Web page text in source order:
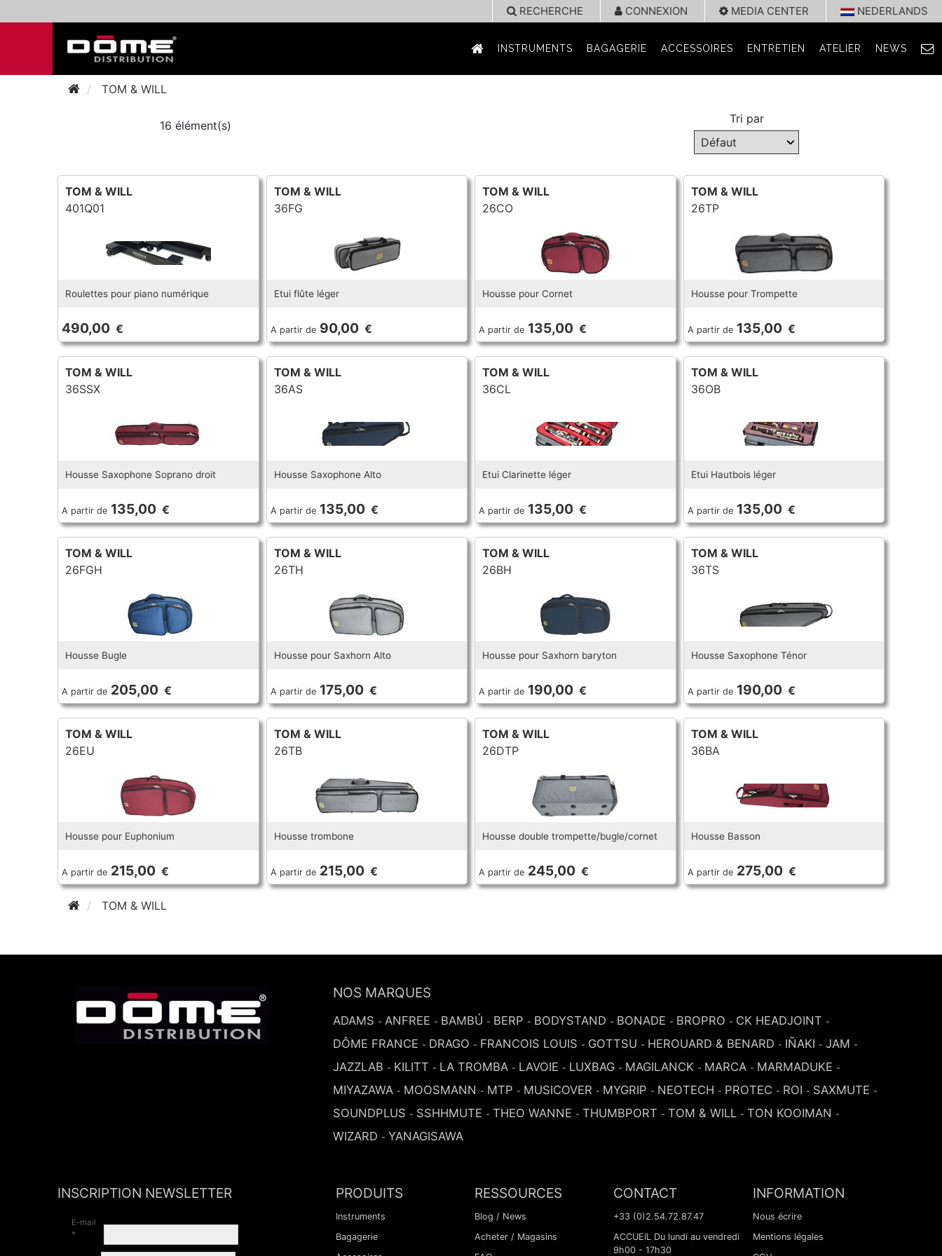
RECHERCHE CONNEXION MEDIA CENTER NEDERLANDS
INSTRUMENTS BAGAGERIE ACCESSOIRES ENTRETIEN ATELIER NEWS
TOM & WILL
16 élément(s) Tri par
TOM & WILL
401Q01
Roulettes pour piano numérique
490,00 €
TOM & WILL
36FG
Etui flûte léger
A partir de 90,00 €
TOM & WILL
26CO
Housse pour Cornet
A partir de 135,00 €
TOM & WILL
26TP
Housse pour Trompette
A partir de 135,00 €
TOM & WILL
36SSX
Housse Saxophone Soprano droit
A partir de 135,00 €
TOM & WILL
36AS
Housse Saxophone Alto
A partir de 135,00 €
TOM & WILL
36CL
Etui Clarinette léger
A partir de 135,00 €
TOM & WILL
36OB
Etui Hautbois léger
A partir de 135,00 €
TOM & WILL
26FGH
Housse Bugle
A partir de 205,00 €
TOM & WILL
26TH
Housse pour Saxhorn Alto
A partir de 175,00 €
TOM & WILL
26BH
Housse pour Saxhorn baryton
A partir de 190,00 €
TOM & WILL
36TS
Housse Saxophone Ténor
A partir de 190,00 €
TOM & WILL
26EU
Housse pour Euphonium
A partir de 215,00 €
TOM & WILL
26TB
Housse trombone
A partir de 215,00 €
TOM & WILL
26DTP
Housse double trompette/bugle/cornet
A partir de 245,00 €
TOM & WILL
36BA
Housse Basson
A partir de 275,00 €
TOM & WILL
NOS MARQUES
ADAMS - ANFREE - BAMBÚ - BERP - BODYSTAND - BONADE - BROPRO - CK HEADJOINT -
DÔME FRANCE - DRAGO - FRANCOIS LOUIS - GOTTSU - HEROUARD & BENARD - IÑAKI - JAM -
JAZZLAB - KILITT - LA TROMBA - LAVOIE - LUXBAG - MAGILANCK - MARCA - MARMADUKE -
MIYAZAWA - MOOSMANN - MTP - MUSICOVER - MYGRIP - NEOTECH - PROTEC - ROI - SAXMUTE -
SOUNDPLUS - SSHHMUTE - THEO WANNE - THUMBPORT - TOM & WILL - TON KOOIMAN -
WIZARD - YANAGISAWA
INSCRIPTION NEWSLETTER
E-mail
*
PRODUITS
Instruments
Bagagerie
RESSOURCES
Blog / News
Acheter / Magasins
CONTACT
+33 (0)2.54.72.87.47
ACCUEIL Du lundi au vendredi
9h00 - 17h30
INFORMATION
Nous écrire
Mentions légales